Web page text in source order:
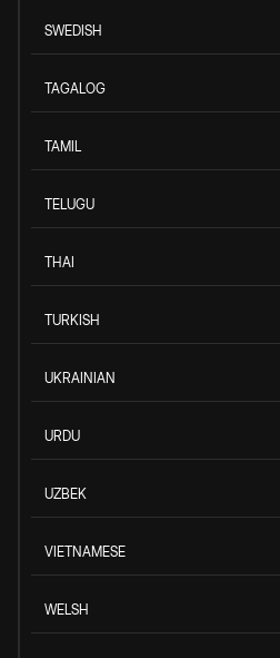
SWEDISH
TAGALOG
TAMIL
TELUGU
THAI
TURKISH
UKRAINIAN
URDU
UZBEK
VIETNAMESE
WELSH